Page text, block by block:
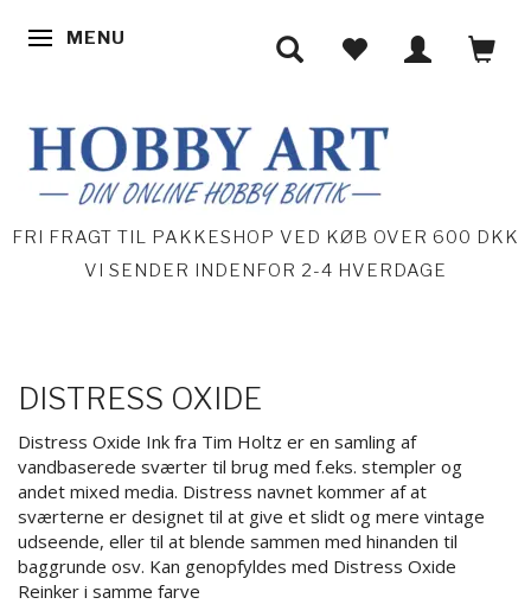
SKIFTE NAVIGATION
MENU
FRI FRAGT TIL PAKKESHOP VED KØB OVER 600 DKK
VI SENDER INDENFOR 2-4 HVERDAGE
DISTRESS OXIDE
Distress Oxide Ink fra Tim Holtz er en samling af
vandbaserede sværter til brug med f.eks. stempler og
andet mixed media. Distress navnet kommer af at
sværterne er designet til at give et slidt og mere vintage
udseende, eller til at blende sammen med hinanden til
baggrunde osv. Kan genopfyldes med Distress Oxide
Reinker i samme farve